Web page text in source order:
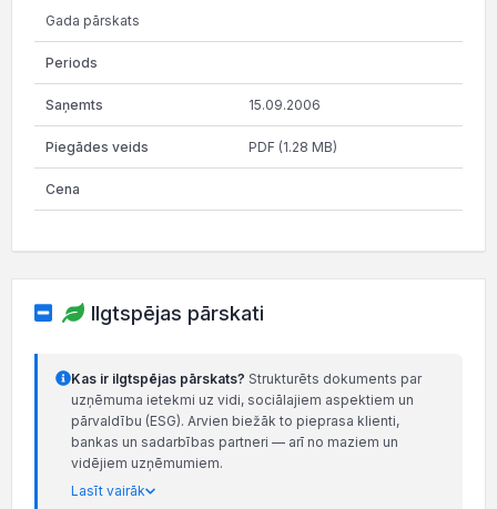
Gada pārskats
15.09.2006
PDF (1.28 MB)
Ilgtspējas pārskati
Kas ir ilgtspējas pārskats? Strukturēts dokuments par
uzņēmuma ietekmi uz vidi, sociālajiem aspektiem un
pārvaldību (ESG). Arvien biežāk to pieprasa klienti,
bankas un sadarbības partneri — arī no maziem un
vidējiem uzņēmumiem.
Lasīt vairāk